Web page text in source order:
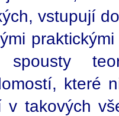
vstupují
které
v takových